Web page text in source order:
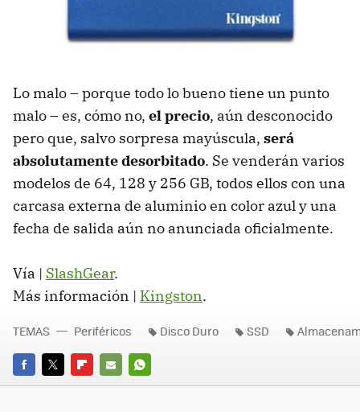
Lo malo – porque todo lo bueno tiene un punto
malo – es, cómo no, el precio, aún desconocido
pero que, salvo sorpresa mayúscula, será
absolutamente desorbitado. Se venderán varios
modelos de 64, 128 y 256 GB, todos ellos con una
carcasa externa de aluminio en color azul y una
fecha de salida aún no anunciada oficialmente.
Vía | SlashGear.
Más información | Kingston.
FACEBOOK
TWITTERFLIPBOARD
E-
WHATSAPP
TEMAS Periféricos Disco Duro SSD